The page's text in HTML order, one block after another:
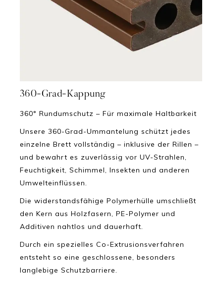
360-Grad-Kappung
360° Rundumschutz – Für maximale Haltbarkeit
Unsere 360-Grad-Ummantelung schützt jedes
einzelne Brett vollständig – inklusive der Rillen –
und bewahrt es zuverlässig vor UV-Strahlen,
Feuchtigkeit, Schimmel, Insekten und anderen
Umwelteinflüssen.
Die widerstandsfähige Polymerhülle umschließt
den Kern aus Holzfasern, PE-Polymer und
Additiven nahtlos und dauerhaft.
Durch ein spezielles Co-Extrusionsverfahren
entsteht so eine geschlossene, besonders
langlebige Schutzbarriere.